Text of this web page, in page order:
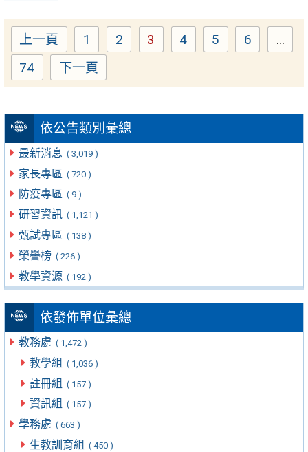
依公告類別彙總
最新消息 ( 3,019 )
家長專區 ( 720 )
防疫專區 ( 9 )
研習資訊 ( 1,121 )
甄試專區 ( 138 )
榮譽榜 ( 226 )
教學資源 ( 192 )
依發佈單位彙總
教務處 ( 1,472 )
教學組 ( 1,036 )
註冊組 ( 157 )
資訊組 ( 157 )
學務處 ( 663 )
生教訓育組 ( 450 )
上一頁 Page
1 Page
2 Page
3 Page
4 Page
5 Page
6 ...
Page
74 下一頁